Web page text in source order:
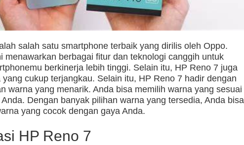
salah satu smartphone terbaik yang dirilis oleh Oppo.
menawarkan berbagai fitur dan teknologi canggih untuk
berkinerja lebih tinggi. Selain itu, HP Reno 7 juga
yang cukup terjangkau. Selain itu, HP Reno 7 hadir dengan
warna yang menarik. Anda bisa memilih warna yang sesuai
Dengan banyak pilihan warna yang tersedia, Anda bisa
yang cocok dengan gaya Anda.
HP Reno 7